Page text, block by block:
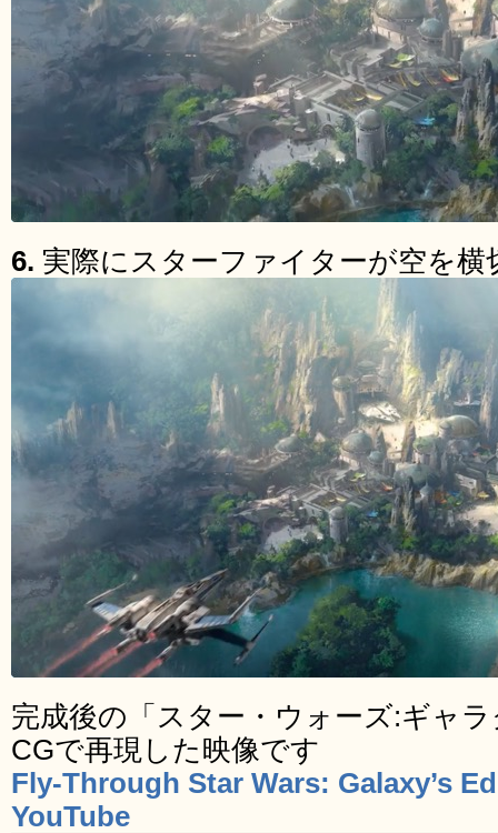
6. 実際にスターファイターが空を
完成後の「スター・ウォーズ:ギャ
CGで再現した映像です
Fly-Through Star Wars: Galaxy’s
YouTube